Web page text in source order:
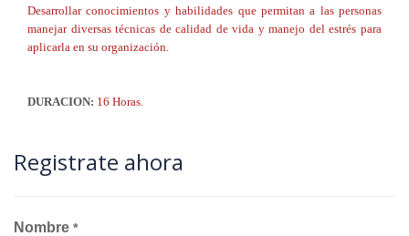
Desarrollar conocimientos y habilidades que permitan a las personas
manejar diversas técnicas de calidad de vida y manejo del estrés para
aplicarla en su organización.
DURACION: 16 Horas.
Registrate ahora
Nombre *